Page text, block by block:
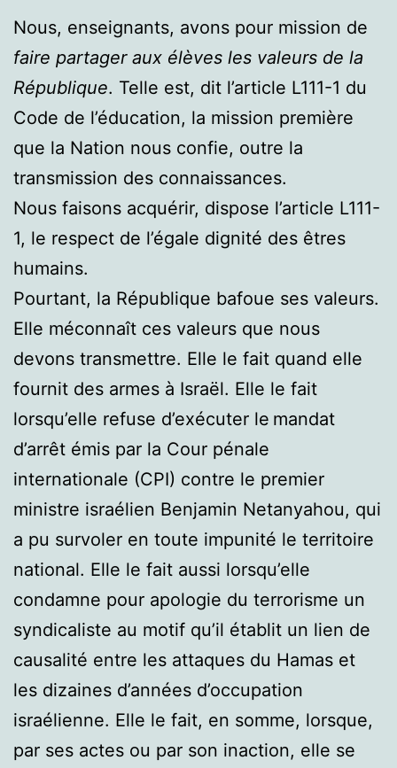
Nous, enseignants, avons pour mission de
faire partager aux élèves les valeurs de la
République. Telle est, dit l’article L111-1 du
Code de l’éducation, la mission première
que la Nation nous confie, outre la
transmission des connaissances.
Nous faisons acquérir, dispose l’article L111-
1, le respect de l’égale dignité des êtres
humains.
Pourtant, la République bafoue ses valeurs.
Elle méconnaît ces valeurs que nous
devons transmettre. Elle le fait quand elle
fournit des armes à Israël. Elle le fait
lorsqu’elle refuse d’exécuter le mandat
d’arrêt émis par la Cour pénale
internationale (CPI) contre le premier
ministre israélien Benjamin Netanyahou, qui
a pu survoler en toute impunité le territoire
national. Elle le fait aussi lorsqu’elle
condamne pour apologie du terrorisme un
syndicaliste au motif qu’il établit un lien de
causalité entre les attaques du Hamas et
les dizaines d’années d’occupation
israélienne. Elle le fait, en somme, lorsque,
par ses actes ou par son inaction, elle se